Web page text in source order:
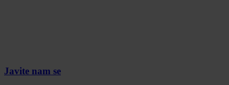
Javite nam se